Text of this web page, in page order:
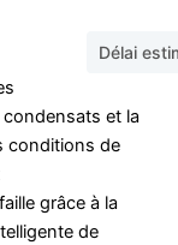
Délai
et la
conditions de
grâce à la
de